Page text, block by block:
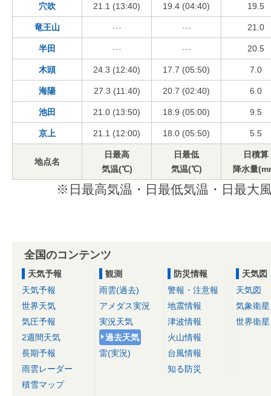
穴吹 21.1 (13:40) 19.4 (04:40) 19.5
竜王山 --- --- 21.0
半田 --- --- 20.5
木頭 24.3 (12:40) 17.7 (05:50) 7.0
海陽 27.3 (11:40) 20.7 (02:40) 6.0
池田 21.0 (13:50) 18.9 (05:00) 9.5
京上 21.1 (12:00) 18.0 (05:50) 5.5
地点名
日最高
気温(℃)
日最低
気温(℃)
日積算
降水量
※日最高気温・日最低気温・日最大
全国のコンテンツ
天気予報
天気予報
世界天気
気圧予報
2週間天気
長期予報
雨雲レーダー
積雪マップ
観測
雨雲(過去)
アメダス実況
実況天気
過去天気
雷(実況)
防災情報
警報・注意報
地震情報
津波情報
火山情報
台風情報
知る防災
天気図
天気図
気象衛星
世界衛星